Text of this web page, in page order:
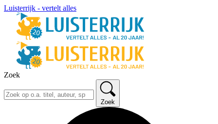
Luisterrijk - vertelt alles
Zoek
Zoek